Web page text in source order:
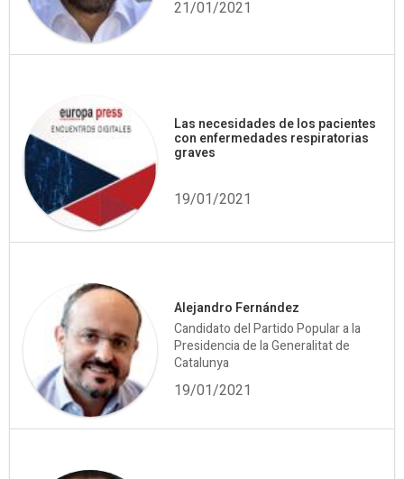
21/01/2021
Las necesidades de los pacientes
con enfermedades respiratorias
graves
19/01/2021
Alejandro Fernández
Candidato del Partido Popular a la
Presidencia de la Generalitat de
Catalunya
19/01/2021